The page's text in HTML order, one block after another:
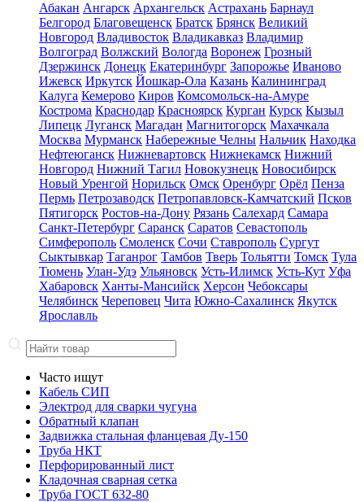
Абакан Ангарск Архангельск Астрахань Барнаул
Белгород Благовещенск Братск Брянск Великий
Новгород Владивосток Владикавказ Владимир
Волгоград Волжский Вологда Воронеж Грозный
Дзержинск Донецк Екатеринбург Запорожье Иваново
Ижевск Иркутск Йошкар-Ола Казань Калининград
Калуга Кемерово Киров Комсомольск-на-Амуре
Кострома Краснодар Красноярск Курган Курск Кызыл
Липецк Луганск Магадан Магнитогорск Махачкала
Москва Мурманск Набережные Челны Нальчик Находка
Нефтеюганск Нижневартовск Нижнекамск Нижний
Новгород Нижний Тагил Новокузнецк Новосибирск
Новый Уренгой Норильск Омск Оренбург Орёл Пенза
Пермь Петрозаводск Петропавловск-Камчатский Псков
Пятигорск Ростов-на-Дону Рязань Салехард Самара
Санкт-Петербург Саранск Саратов Севастополь
Симферополь Смоленск Сочи Ставрополь Сургут
Сыктывкар Таганрог Тамбов Тверь Тольятти Томск Тула
Тюмень Улан-Удэ Ульяновск Усть-Илимск Усть-Кут Уфа
Хабаровск Ханты-Мансийск Херсон Чебоксары
Челябинск Череповец Чита Южно-Сахалинск Якутск
Ярославль
Часто ищут
Кабель СИП
Электрод для сварки чугуна
Обратный клапан
Задвижка стальная фланцевая Ду-150
Труба НКТ
Перфорированный лист
Кладочная сварная сетка
Труба ГОСТ 632-80